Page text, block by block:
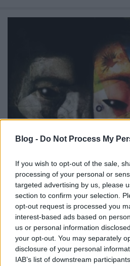
Blog - Do Not Process My
If you wish to opt-out of the sale,
processing of your personal or
targeted advertising by us, please
section to confirm your selection.
opt-out request is processed you
interest-based ads based on
us or personal information
your opt-out. You may separately
disclosure of your personal
IAB’s list of downstream
Gaiman: Sandman -
fejedelme 5.
BBerni86• 2025. április 07.
Fülszöveg: Soha ​semmi nem
hisszük, eltűnt, akár egy
csak átalakul, hogy